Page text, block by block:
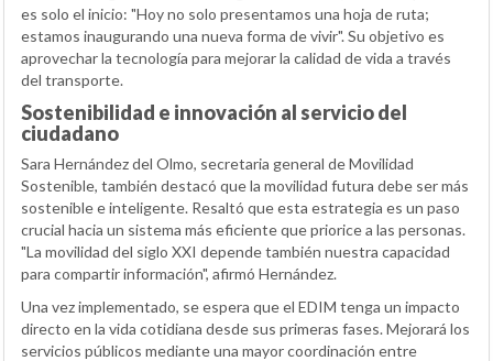
es solo el inicio: "Hoy no solo presentamos una hoja de ruta;
estamos inaugurando una nueva forma de vivir". Su objetivo es
aprovechar la tecnología para mejorar la calidad de vida a través
del transporte.
Sostenibilidad e innovación al servicio del
ciudadano
Sara Hernández del Olmo, secretaria general de Movilidad
Sostenible, también destacó que la movilidad futura debe ser más
sostenible e inteligente. Resaltó que esta estrategia es un paso
crucial hacia un sistema más eficiente que priorice a las personas.
"La movilidad del siglo XXI depende también nuestra capacidad
para compartir información", afirmó Hernández.
Una vez implementado, se espera que el EDIM tenga un impacto
directo en la vida cotidiana desde sus primeras fases. Mejorará los
servicios públicos mediante una mayor coordinación entre